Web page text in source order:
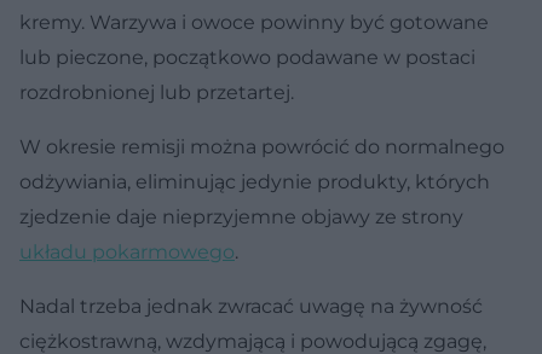
kremy. Warzywa i owoce powinny być gotowane
lub pieczone, początkowo podawane w postaci
rozdrobnionej lub przetartej.
W okresie remisji można powrócić do normalnego
odżywiania, eliminując jedynie produkty, których
zjedzenie daje nieprzyjemne objawy ze strony
układu pokarmowego.
Nadal trzeba jednak zwracać uwagę na żywność
ciężkostrawną, wzdymającą i powodującą zgagę,